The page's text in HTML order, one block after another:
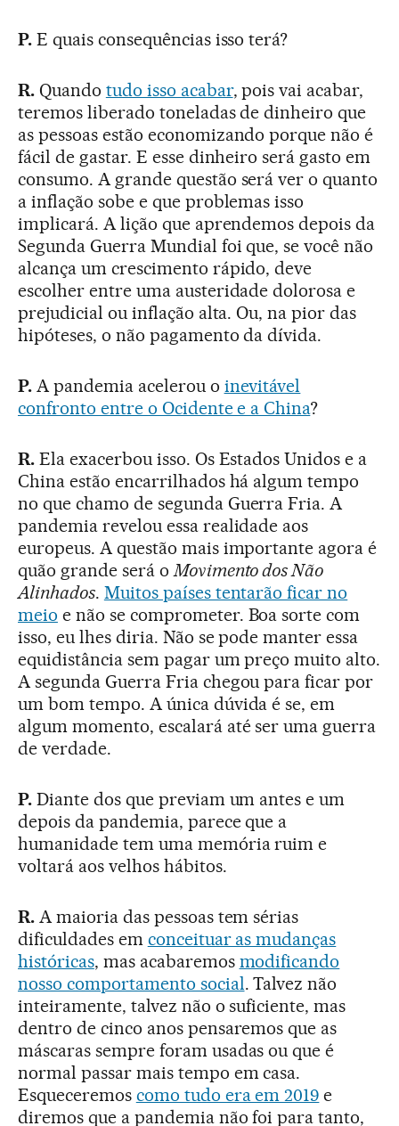
P. E quais consequências isso terá?
R. Quando tudo isso acabar, pois vai acabar,
teremos liberado toneladas de dinheiro que
as pessoas estão economizando porque não é
fácil de gastar. E esse dinheiro será gasto em
consumo. A grande questão será ver o quanto
a inflação sobe e que problemas isso
implicará. A lição que aprendemos depois da
Segunda Guerra Mundial foi que, se você não
alcança um crescimento rápido, deve
escolher entre uma austeridade dolorosa e
prejudicial ou inflação alta. Ou, na pior das
hipóteses, o não pagamento da dívida.
P. A pandemia acelerou o inevitável
confronto entre o Ocidente e a China?
R.Ela exacerbou isso. Os Estados Unidos e a
China estão encarrilhados há algum tempo
no que chamo de segunda Guerra Fria. A
pandemia revelou essa realidade aos
europeus. A questão mais importante agora é
quão grande será o Movimento dos Não
Alinhados. Muitos países tentarão ficar no
meio e não se comprometer. Boa sorte com
isso, eu lhes diria. Não se pode manter essa
equidistância sem pagar um preço muito alto.
A segunda Guerra Fria chegou para ficar por
um bom tempo. A única dúvida é se, em
algum momento, escalará até ser uma guerra
de verdade.
P. Diante dos que previam um antes e um
depois da pandemia, parece que a
humanidade tem uma memória ruim e
voltará aos velhos hábitos.
R. A maioria das pessoas tem sérias
dificuldades em conceituar as mudanças
históricas, mas acabaremos modificando
nosso comportamento social. Talvez não
inteiramente, talvez não o suficiente, mas
dentro de cinco anos pensaremos que as
máscaras sempre foram usadas ou que é
normal passar mais tempo em casa.
Esqueceremos como tudo era em 2019 e
diremos que a pandemia não foi para tanto,